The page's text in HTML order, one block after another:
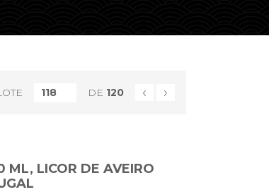
DE 120 ‹ ›
ML, LICOR DE AVEIRO